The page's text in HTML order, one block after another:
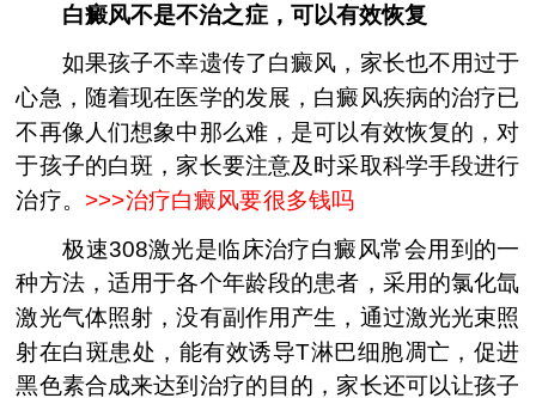
白癜风不是不治之症，可以有效恢复
如果孩子不幸遗传了白癜风，家长也不用过于
心急，随着现在医学的发展，白癜风疾病的治疗已
不再像人们想象中那么难，是可以有效恢复的，对
于孩子的白斑，家长要注意及时采取科学手段进行
治疗。 >>>治疗白癜风要很多钱吗
极速308激光是临床治疗白癜风常会用到的一
种方法，适用于各个年龄段的患者，采用的氯化氙
激光气体照射，没有副作用产生，通过激光光束照
射在白斑患处，能有效诱导T淋巴细胞凋亡，促进
黑色素合成来达到治疗的目的，家长还可以让孩子